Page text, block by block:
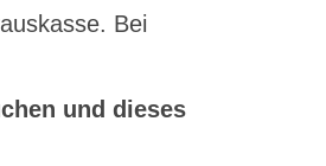
Bei
und dieses